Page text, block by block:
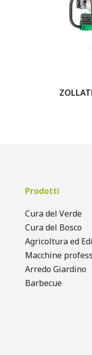
Prodotti
Cura del Verde
Cura del Bosco
Agricoltura ed
Macchine
Arredo Giardino
Barbecue